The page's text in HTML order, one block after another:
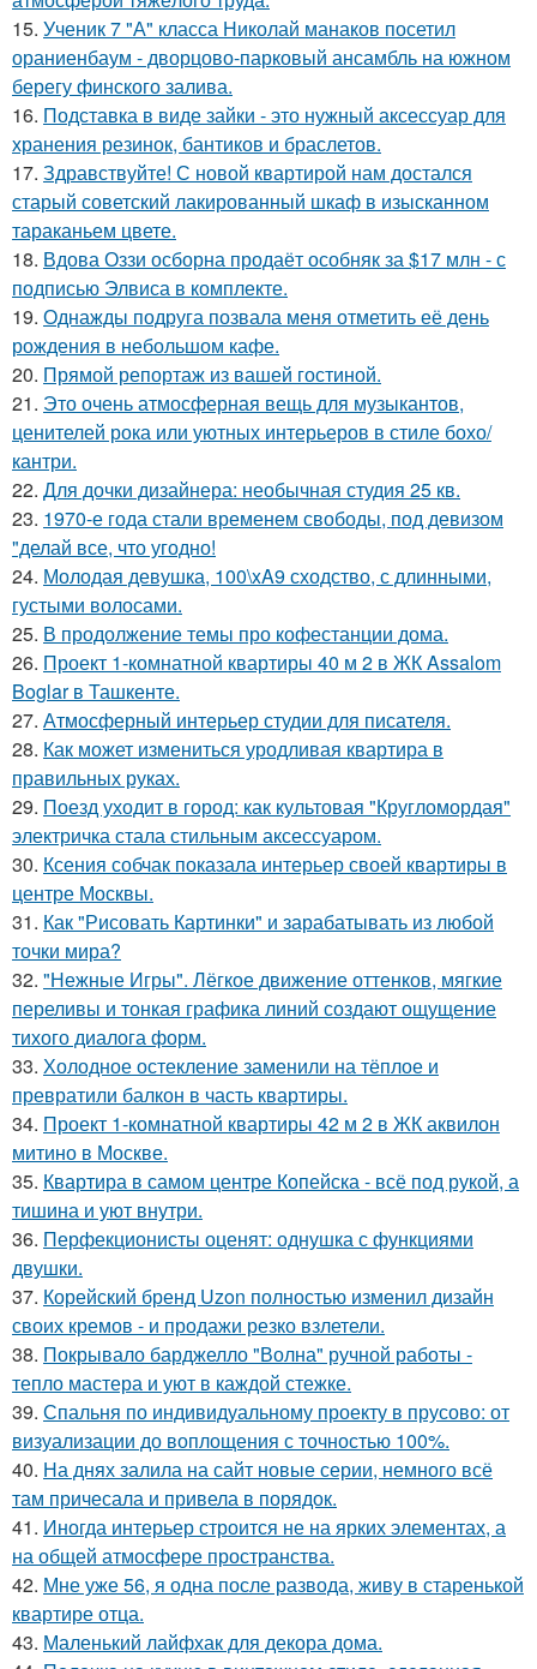
15. Ученик 7 "А" класса Николай манаков посетил
ораниенбаум - дворцово-парковый ансамбль на южном
берегу финского залива.
16. Подставка в виде зайки - это нужный аксессуар для
хранения резинок, бантиков и браслетов.
17. Здравствуйте! С новой квартирой нам достался
старый советский лакированный шкаф в изысканном
тараканьем цвете.
18. Вдова Оззи осборна продаёт особняк за $17 млн - с
подписью Элвиса в комплекте.
19. Однажды подруга позвала меня отметить её день
рождения в небольшом кафе.
20. Прямой репортаж из вашей гостиной.
21. Это очень атмосферная вещь для музыкантов,
ценителей рока или уютных интерьеров в стиле бохо/
кантри.
22. Для дочки дизайнера: необычная студия 25 кв.
23. 1970-е года стали временем свободы, под девизом
"делай все, что угодно!
24. Молодая девушка, 100\xA9 сходство, с длинными,
густыми волосами.
25. В продолжение темы про кофестанции дома.
26. Проект 1-комнатной квартиры 40 м 2 в ЖК Assalom
Boglar в Ташкенте.
27. Атмосферный интерьер студии для писателя.
28. Как может измениться уродливая квартира в
правильных руках.
29. Поезд уходит в город: как культовая "Кругломордая"
электричка стала стильным аксессуаром.
30. Ксения собчак показала интерьер своей квартиры в
центре Москвы.
31. Как "Рисовать Картинки" и зарабатывать из любой
точки мира?
32. "Нежные Игры". Лёгкое движение оттенков, мягкие
переливы и тонкая графика линий создают ощущение
тихого диалога форм.
33. Холодное остекление заменили на тёплое и
превратили балкон в часть квартиры.
34. Проект 1-комнатной квартиры 42 м 2 в ЖК аквилон
митино в Москве.
35. Квартира в самом центре Копейска - всё под рукой, а
тишина и уют внутри.
36. Перфекционисты оценят: однушка с функциями
двушки.
37. Корейский бренд Uzon полностью изменил дизайн
своих кремов - и продажи резко взлетели.
38. Покрывало барджелло "Волна" ручной работы -
тепло мастера и уют в каждой стежке.
39. Спальня по индивидуальному проекту в прусово: от
визуализации до воплощения с точностью 100%.
40. На днях залила на сайт новые серии, немного всё
там причесала и привела в порядок.
41. Иногда интерьер строится не на ярких элементах, а
на общей атмосфере пространства.
42. Мне уже 56, я одна после развода, живу в старенькой
квартире отца.
43. Маленький лайфхак для декора дома.